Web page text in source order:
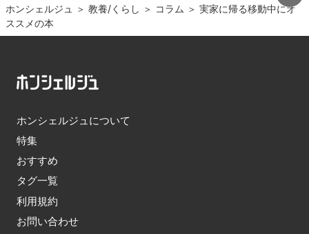
ホンシェルジュ ＞ 教養/くらし ＞ コラム ＞ 実家に帰る移動中にオ
ススメの本
ホンシェルジュについて
特集
おすすめ
タグ一覧
利用規約
お問い合わせ